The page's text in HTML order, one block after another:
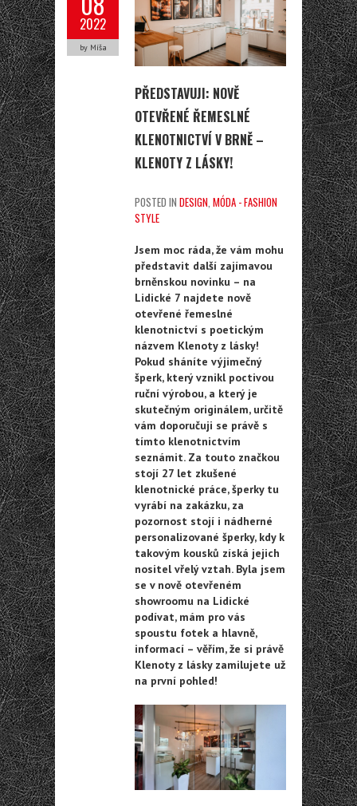
2022
by Míša
PŘEDSTAVUJI: NOVĚ
OTEVŘENÉ ŘEMESLNÉ
KLENOTNICTVÍ V BRNĚ –
KLENOTY Z LÁSKY!
POSTED IN DESIGN, MÓDA - FASHION
STYLE
Jsem moc ráda, že vám mohu
představit další zajímavou
brněnskou novinku – na
Lidické 7 najdete nově
otevřené řemeslné
klenotnictví s poetickým
názvem Klenoty z lásky!
Pokud sháníte výjimečný
šperk, který vznikl poctivou
ruční výrobou, a který je
skutečným originálem, určitě
vám doporučuji se právě s
tímto klenotnictvím
seznámit. Za touto značkou
stojí 27 let zkušené
klenotnické práce, šperky tu
vyrábí na zakázku, za
pozornost stojí i nádherné
personalizované šperky, kdy k
takovým kousků získá jejich
nositel vřelý vztah. Byla jsem
se v nově otevřeném
showroomu na Lidické
podívat, mám pro vás
spoustu fotek a hlavně,
informací – věřím, že si právě
Klenoty z lásky zamilujete už
na první pohled!